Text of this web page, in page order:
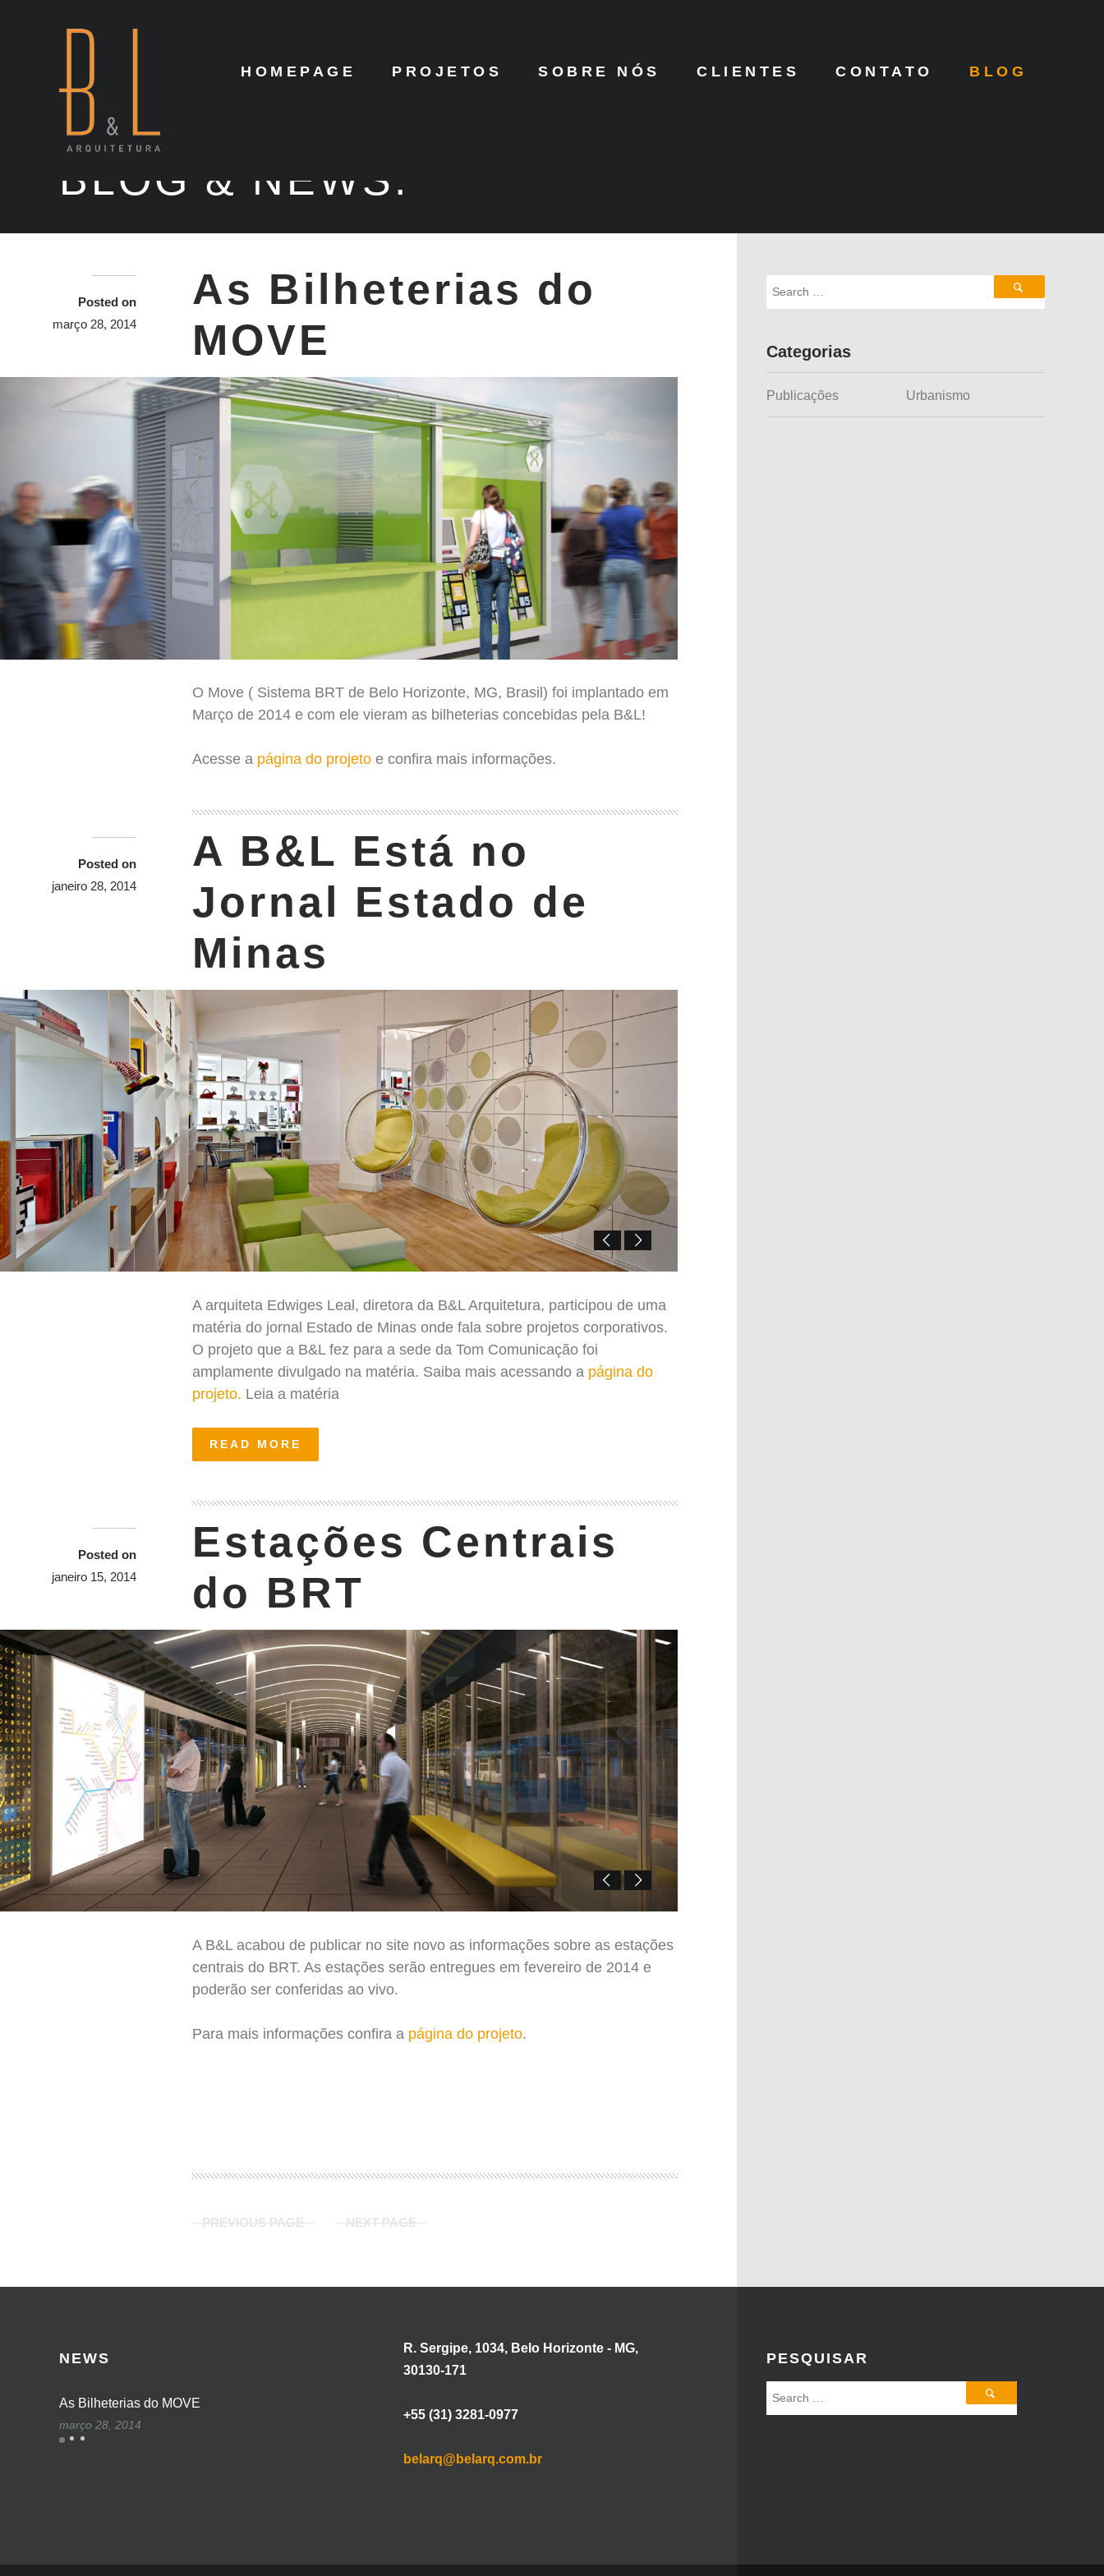
HOMEPAGE PROJETOS SOBRE NÓS CLIENTES CONTATO BLOG
BLOG & NEWS.
As Bilheterias do
MOVE
Posted on
março 28, 2014
O Move ( Sistema BRT de Belo Horizonte, MG, Brasil) foi implantado em
Março de 2014 e com ele vieram as bilheterias concebidas pela B&L!
Acesse a página do projetoe confira mais informações.
A B&L Está no
Jornal Estado de
Minas
Posted on
janeiro 28, 2014
A arquiteta Edwiges Leal, diretora da B&L Arquitetura, participou de uma
matéria do jornal Estado de Minas onde fala sobre projetos corporativos.
O projeto que a B&L fez para a sede da Tom Comunicação foi
amplamente divulgado na matéria. Saiba mais acessando a página do
projeto. Leia a matéria
READ MORE
Estações Centrais
do BRT
Posted on
janeiro 15, 2014
A B&L acabou de publicar no site novo as informações sobre as estações
centrais do BRT. As estações serão entregues em fevereiro de 2014 e
poderão ser conferidas ao vivo.
Para mais informações confira a página do projeto.
PREVIOUS PAGE NEXT PAGE
Categorias
Publicações Urbanismo
NEWS
As Bilheterias do MOVE
março 28, 2014
R. Sergipe, 1034, Belo Horizonte - MG,
30130-171
+55 (31) 3281-0977
belarq@belarq.com.br
PESQUISAR